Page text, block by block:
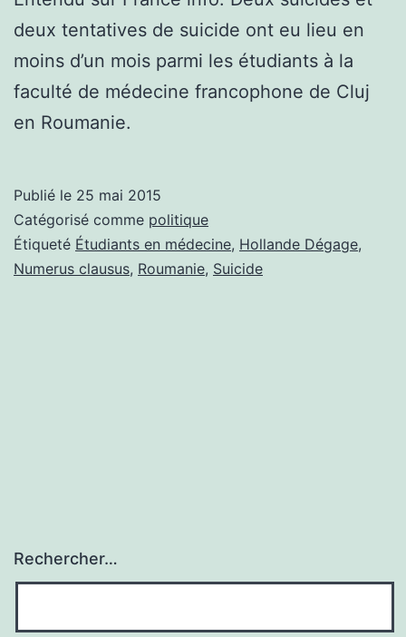
deux tentatives de suicide ont eu lieu en
moins d’un mois parmi les étudiants à la
faculté de médecine francophone de Cluj
en Roumanie.
Publié le 25 mai 2015
Catégorisé comme politique
Étiqueté Étudiants en médecine, Hollande Dégage,
Numerus clausus, Roumanie, Suicide
Rechercher…